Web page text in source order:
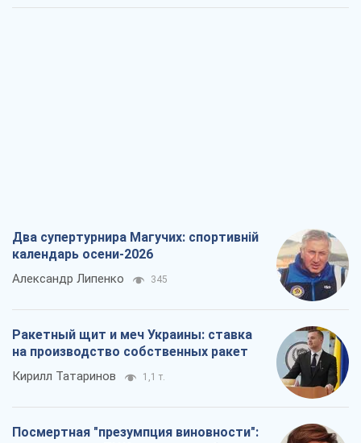
Два супертурнира Магучих: спортивній
календарь осени-2026
Александр Липенко 345
Ракетный щит и меч Украины: ставка
на производство собственных ракет
Кирилл Татаринов 1,1 т.
Посмертная "презумпция виновности":